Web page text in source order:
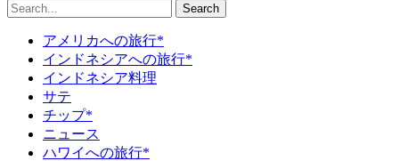
Search
アメリカへの旅行*
インドネシアへの旅行*
インドネシア料理
サテ
チップ*
ニュース
ハワイへの旅行*